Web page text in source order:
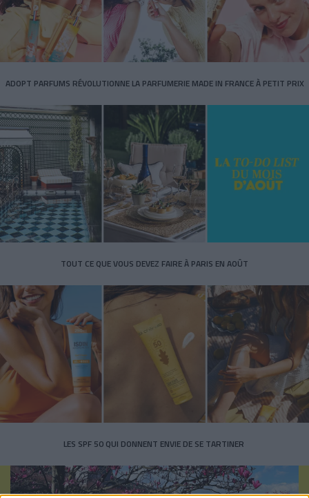
ADOPT PARFUMS RÉVOLUTIONNE LA PARFUMERIE MADE IN FRANCE À PETIT PRIX
TOUT CE QUE VOUS DEVEZ FAIRE À PARIS EN AOÛT
LES SPF 50 QUI DONNENT ENVIE DE SE TARTINER